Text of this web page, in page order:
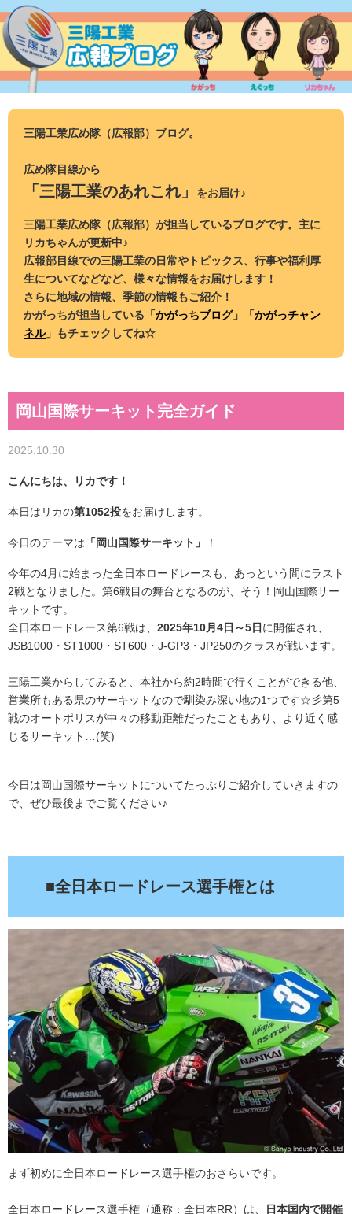
ン
テ
ツ
三陽工業広め隊（広報部）ブログ。
広め隊目線から
「三陽工業のあれこれ」 をお届け♪
三陽工業広め隊（広報部）が担当しているブログです。主に
リカちゃんが更新中♪
広報部目線での三陽工業の日常やトピックス、行事や福利厚
生についてなどなど、様々な情報をお届けします！
さらに地域の情報、季節の情報もご紹介！
かがっちが担当している「かがっちブログ」「かがっチャン
ネル」もチェックしてね☆
岡山国際サーキット完全ガイド
2025.10.30
こんにちは、リカです！
本日はリカの第1052投をお届けします。
今日のテーマは 「岡山国際サーキット」 ！
今年の4月に始まった全日本ロードレースも、あっという間にラスト
2戦となりました。第6戦目の舞台となるのが、そう！岡山国際サー
キットです。
全日本ロードレース第6戦は、 2025年10月4日～5日に開催され、
JSB1000・ST1000・ST600・J-GP3・JP250のクラスが戦います。
三陽工業からしてみると、本社から約2時間で行くことができる他、
営業所もある県のサーキットなので馴染み深い地の1つです☆彡第5
戦のオートポリスが中々の移動距離だったこともあり、より近く感
じるサーキット…(笑)
今日は岡山国際サーキットについてたっぷりご紹介していきますの
で、ぜひ最後までご覧ください♪
■全日本ロードレース選手権とは
まず初めに全日本ロードレース選手権のおさらいです。
全日本ロードレース選手権（通称：全日本RR）は、
日本国内で開催